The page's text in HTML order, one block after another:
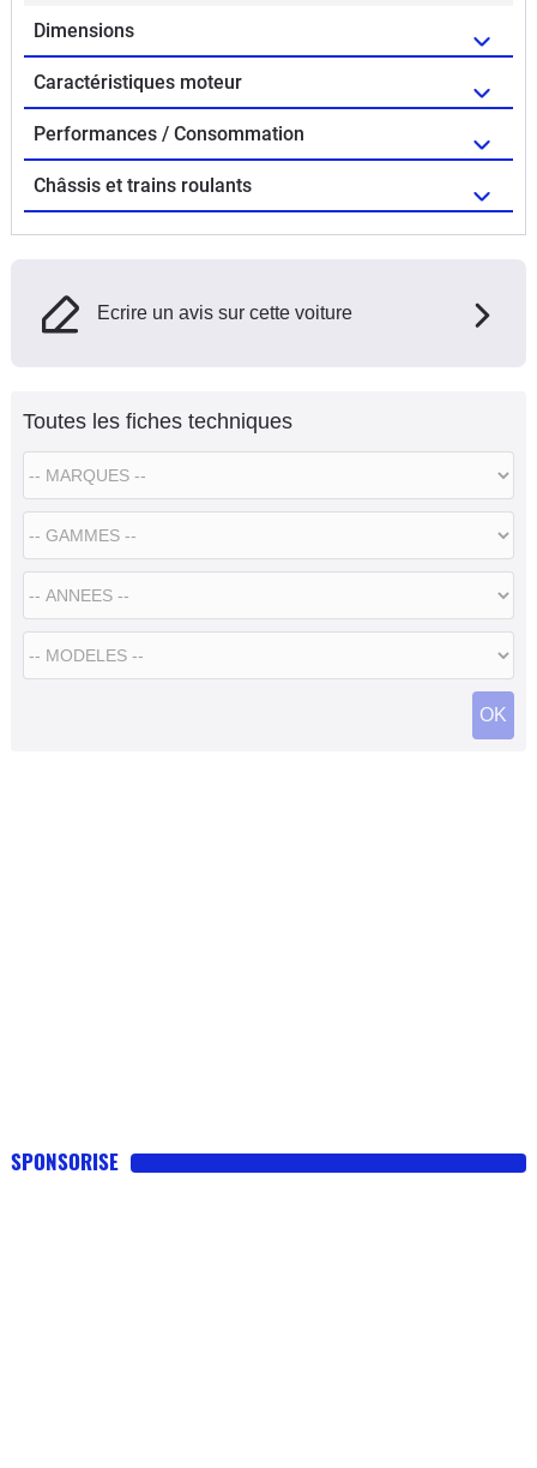
Dimensions
Caractéristiques moteur
Performances / Consommation
Châssis et trains roulants
Ecrire un avis sur cette voiture
Toutes les fiches techniques
SPONSORISE